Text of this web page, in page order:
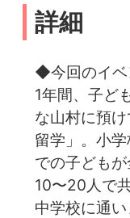
詳細
◆今回のイベ
1年間、子ど
な山村に預
留学」。小
での子どもが
10〜20人で
中学校に通い